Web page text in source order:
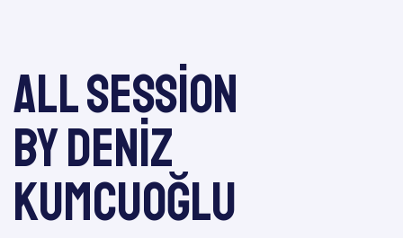
All session
by Deniz
KUMCUOĞLU